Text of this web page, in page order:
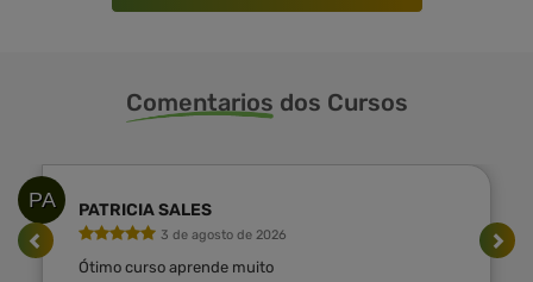
Comentarios dos Cursos
PA PATRICIA SALES
3 de agosto de 2026
Ótimo curso aprende muito